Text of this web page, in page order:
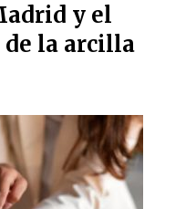
y el
la arcilla